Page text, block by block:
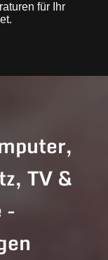
für Ihr
TV &
-